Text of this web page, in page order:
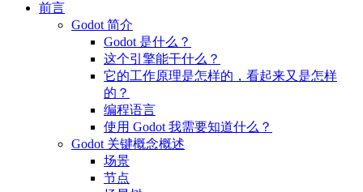
前言
Godot 简介
Godot 是什么？
这个引擎能干什么？
它的工作原理是怎样的，看起来又是怎样
的？
编程语言
使用 Godot 我需要知道什么？
Godot 关键概念概述
场景
节点